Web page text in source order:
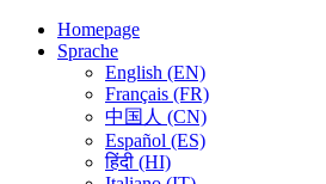
Homepage
Sprache
English (EN)
Français (FR)
中国人 (CN)
Español (ES)
हिंदी (HI)